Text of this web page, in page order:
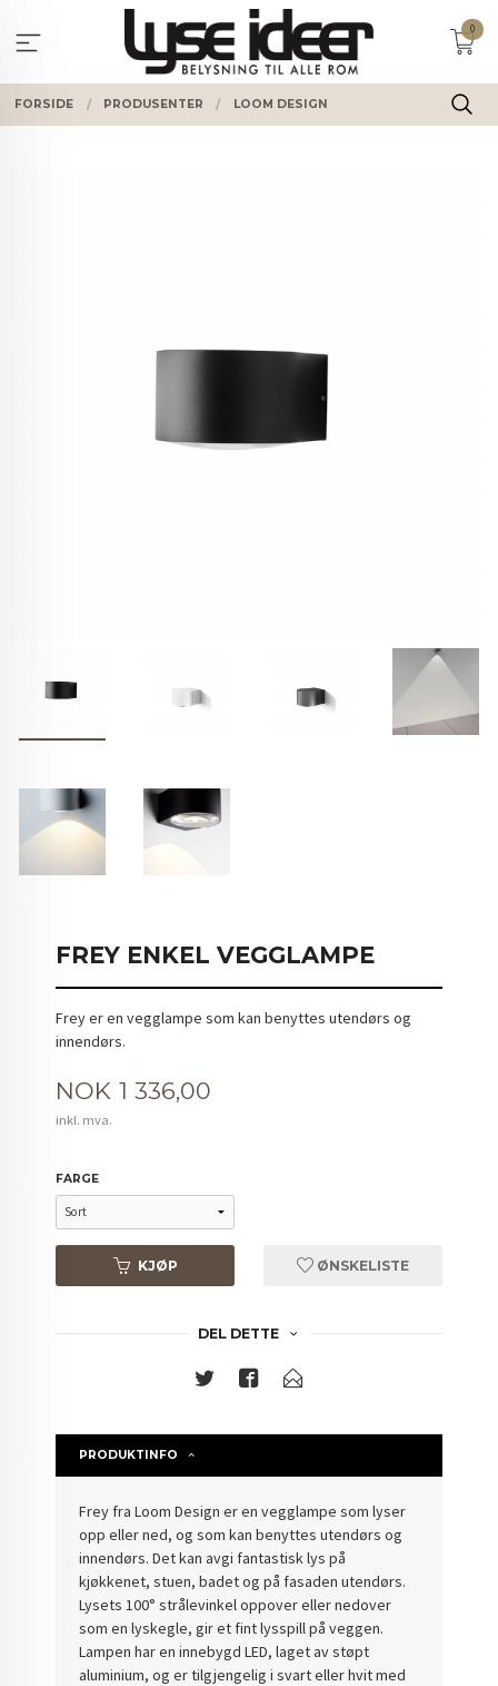
innholdet
0
FORSIDE PRODUSENTER LOOM DESIGN
FREY ENKEL VEGGLAMPE
Frey er en vegglampe som kan benyttes utendørs og
innendørs.
Pris
NOK 1 336,00
inkl. mva.
FARGE
KJØP ØNSKELISTE
DEL DETTE
PRODUKTINFO
Frey fra Loom Design er en vegglampe som lyser
opp eller ned, og som kan benyttes utendørs og
innendørs. Det kan avgi fantastisk lys på
kjøkkenet, stuen, badet og på fasaden utendørs.
Lysets 100° strålevinkel oppover eller nedover
som en lyskegle, gir et fint lysspill på veggen.
Lampen har en innebygd LED, laget av støpt
aluminium, og er tilgjengelig i svart eller hvit med